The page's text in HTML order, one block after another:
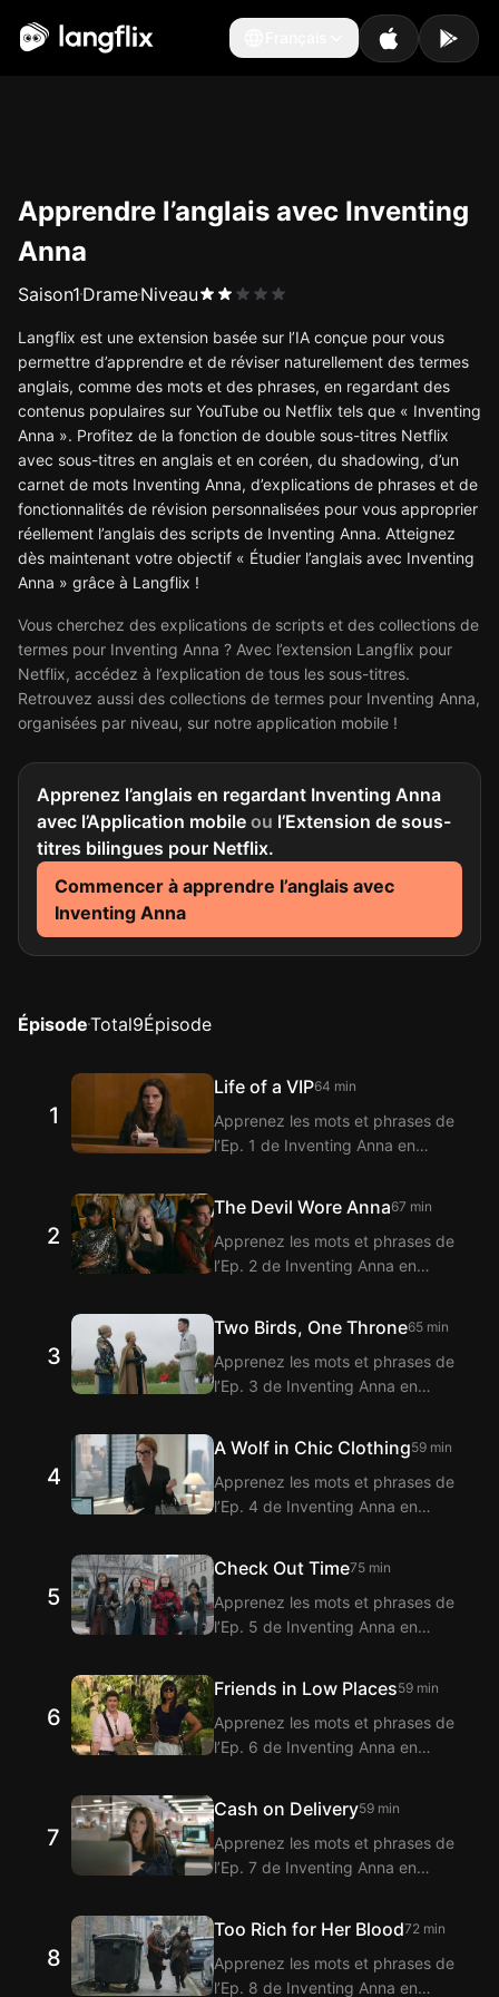
Français
Apprendre l’anglais avec Inventing
Anna
Saison1 DrameNiveau
Langflix est une extension basée sur l’IA conçue pour vous
permettre d’apprendre et de réviser naturellement des termes
anglais, comme des mots et des phrases, en regardant des
contenus populaires sur YouTube ou Netflix tels que « Inventing
Anna ». Profitez de la fonction de double sous-titres Netflix
avec sous-titres en anglais et en coréen, du shadowing, d’un
carnet de mots Inventing Anna, d’explications de phrases et de
fonctionnalités de révision personnalisées pour vous approprier
réellement l’anglais des scripts de Inventing Anna. Atteignez
dès maintenant votre objectif « Étudier l’anglais avec Inventing
Anna » grâce à Langflix !
Vous cherchez des explications de scripts et des collections de
termes pour Inventing Anna ? Avec l’extension Langflix pour
Netflix, accédez à l’explication de tous les sous-titres.
Retrouvez aussi des collections de termes pour Inventing Anna,
organisées par niveau, sur notre application mobile !
Apprenez l’anglais en regardant Inventing Anna
avec l’Application mobile ou l’Extension de sous-
titres bilingues pour Netflix.
Commencer à apprendre l’anglais avec
Inventing Anna
ÉpisodeTotal9Épisode
1
Life of a VIP64 min
Apprenez les mots et phrases de
l’Ep. 1 de Inventing Anna en
! Langflix propose la traduction
des dialogues de l’Ep. 1 de
Inventing Anna grâce à la fonction
2
The Devil Wore Anna67 min
Apprenez les mots et phrases de
l’Ep. 2 de Inventing Anna en
! Langflix propose la traduction
des dialogues de l’Ep. 2 de
Inventing Anna grâce à la fonction
3
Two Birds, One Throne65 min
Apprenez les mots et phrases de
l’Ep. 3 de Inventing Anna en
! Langflix propose la traduction
des dialogues de l’Ep. 3 de
Inventing Anna grâce à la fonction
4
A Wolf in Chic Clothing59 min
Apprenez les mots et phrases de
l’Ep. 4 de Inventing Anna en
! Langflix propose la traduction
des dialogues de l’Ep. 4 de
Inventing Anna grâce à la fonction
5
Check Out Time75 min
Apprenez les mots et phrases de
l’Ep. 5 de Inventing Anna en
! Langflix propose la traduction
des dialogues de l’Ep. 5 de
Inventing Anna grâce à la fonction
6
Friends in Low Places59 min
Apprenez les mots et phrases de
l’Ep. 6 de Inventing Anna en
! Langflix propose la traduction
des dialogues de l’Ep. 6 de
Inventing Anna grâce à la fonction
7
Cash on Delivery59 min
Apprenez les mots et phrases de
l’Ep. 7 de Inventing Anna en
! Langflix propose la traduction
des dialogues de l’Ep. 7 de
Inventing Anna grâce à la fonction
8
Too Rich for Her Blood72 min
Apprenez les mots et phrases de
l’Ep. 8 de Inventing Anna en